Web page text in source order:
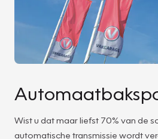
Wist u dat maar liefst 70% van de
automatische transmissie wordt